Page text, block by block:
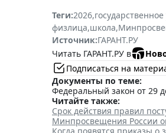
Теги:2026,
физлица,школа,
Источник:ГАРАНТ.РУ
Читать ГАРАНТ.РУ в
Подписаться на
Документы по теме:
Федеральный закон от 29
Читайте также:
Срок действия правил
Минпросвещения России